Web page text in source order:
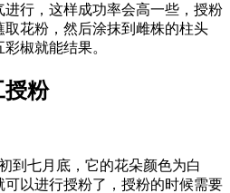
行，这样成功率会高一些，授粉
花粉，然后涂抹到雌株的柱头
椒就能结果。
授粉
到七月底，它的花朵颜色为白
以进行授粉了，授粉的时候需要